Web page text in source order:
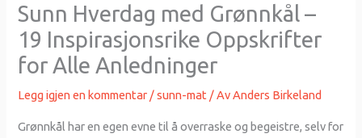
Sunn Hverdag med Grønnkål –
19 Inspirasjonsrike Oppskrifter
for Alle Anledninger
Legg igjen en kommentar /sunn-mat / Av Anders Birkeland
Grønnkål har en egen evne til å overraske og begeistre, selv for